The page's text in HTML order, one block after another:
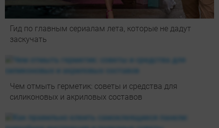
Гид по главным сериалам лета, которые не дадут
заскучать
Чем отмыть герметик: советы и средства для
силиконовых и акриловых составов